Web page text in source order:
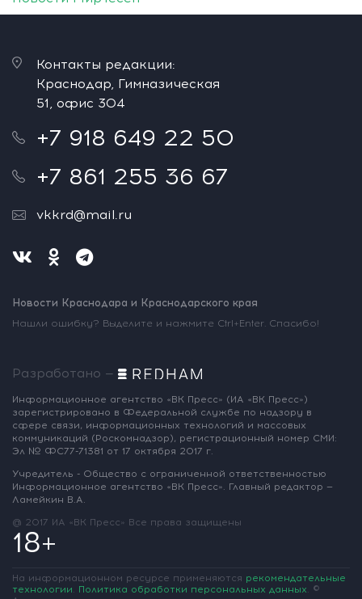
Контакты редакции:
Краснодар, Гимназическая
51, офис 304
+7 918 649 22 50
+7 861 255 36 67
vkkrd@mail.ru
Новости Краснодара и Краснодарского края
Нашли ошибку? Выделите и нажмите Ctrl+Enter. Спасибо!
Разработано —
Информационное агентство «ВК Пресс» (ИА «ВК Пресс»)
зарегистрировано в Федеральной службе по надзору в
сфере связи, информационных технологий и массовых
коммуникаций (Роскомнадзор), регистрационный номер СМИ:
Эл № ФС77-71381 от 17 октября 2017 г.
Учредитель - Общество с ограниченной ответственностью
Информационное агентство «ВК Пресс».
Главный редактор —
Ламейкин В.А.
@ 2017 ИА «ВК Пресс» Все права защищены
18+
На информационном ресурсе применяются рекомендательные
технологии
Политика обработки персональных данных
©